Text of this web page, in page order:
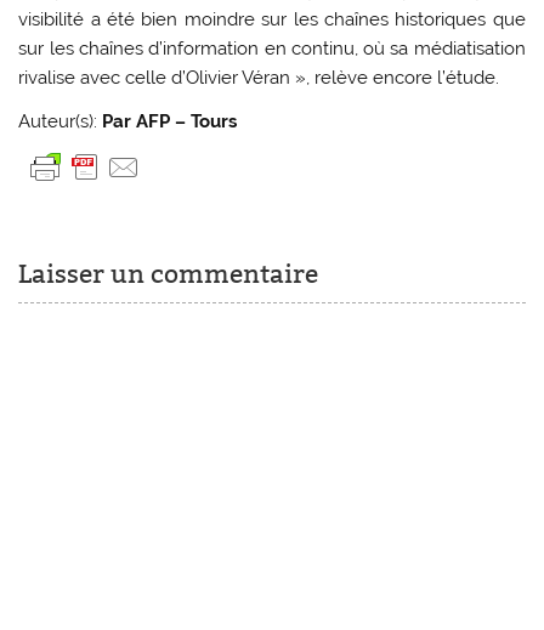
visibilité a été bien moindre sur les chaînes historiques que
sur les chaînes d’information en continu, où sa médiatisation
rivalise avec celle d’Olivier Véran », relève encore l’étude.
Auteur(s): Par AFP – Tours
Laisser un commentaire